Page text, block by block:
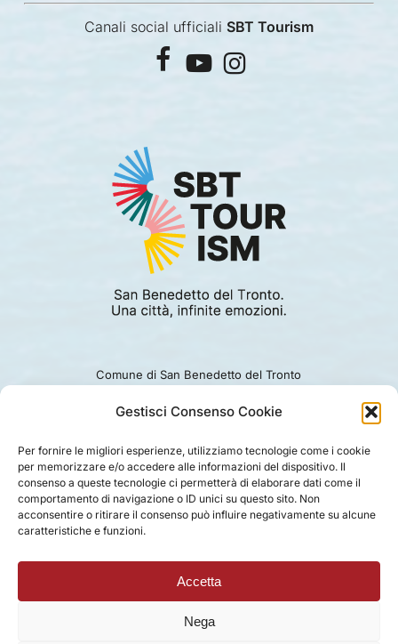
Gestisci Consenso Cookie
Per fornire le migliori esperienze, utilizziamo tecnologie come i cookie
per memorizzare e/o accedere alle informazioni del dispositivo. Il
consenso a queste tecnologie ci permetterà di elaborare dati come il
comportamento di navigazione o ID unici su questo sito. Non
acconsentire o ritirare il consenso può influire negativamente su alcune
caratteristiche e funzioni.
Accetta
Nega
Canali social ufficiali SBT Tourism
facebook
youtubeinstagram
Comune di San Benedetto del Tronto
Ufficio turismo: 0735.794229
PRIVACY |COOKIE | LEGAL |DISCLAIMER